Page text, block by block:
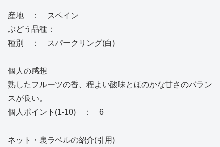
産地 ： スペイン
ぶどう品種：
種別 ： スパークリング(白)
個人の感想
熟したフルーツの香、程よい酸味とほのかな甘さのバラン
スが良い。
個人ポイント(1-10) ： 6
ネット・裏ラベルの紹介(引用)